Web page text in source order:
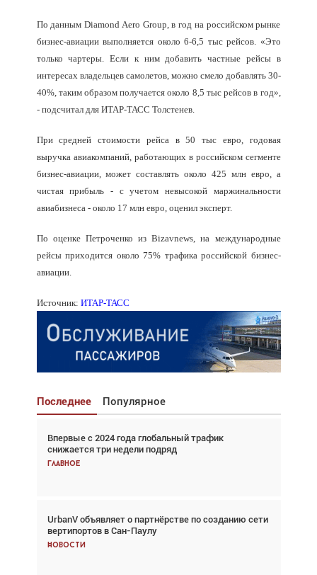
По данным Diamond Aero Group, в год на российском рынке
бизнес-авиации выполняется около 6-6,5 тыс рейсов. «Это
только чартеры. Если к ним добавить частные рейсы в
интересах владельцев самолетов, можно смело добавлять 30-
40%, таким образом получается около 8,5 тыс рейсов в год»,
- подсчитал для ИТАР-ТАСС Толстенев.
При средней стоимости рейса в 50 тыс евро, годовая
выручка авиакомпаний, работающих в российском сегменте
бизнес-авиации, может составлять около 425 млн евро, а
чистая прибыль - с учетом невысокой маржинальности
авиабизнеса - около 17 млн евро, оценил эксперт.
По оценке Петроченко из Bizavnews, на международные
рейсы приходится около 75% трафика российской бизнес-
авиации.
Источник: ИТАР-ТАСС
Последнее Популярное
Впервые с 2024 года глобальный трафик
снижается три недели подряд
Главное
UrbanV объявляет о партнёрстве по созданию сети
вертипортов в Сан-Паулу
Новости
Взгляд с высоты: тандем вертолётов и БПЛА в
спасательных операциях
Главное
Авиационный фотограф Дэйв Кох: «Фотография
говорит сама за себя... а ИИ всё портит»
Новости